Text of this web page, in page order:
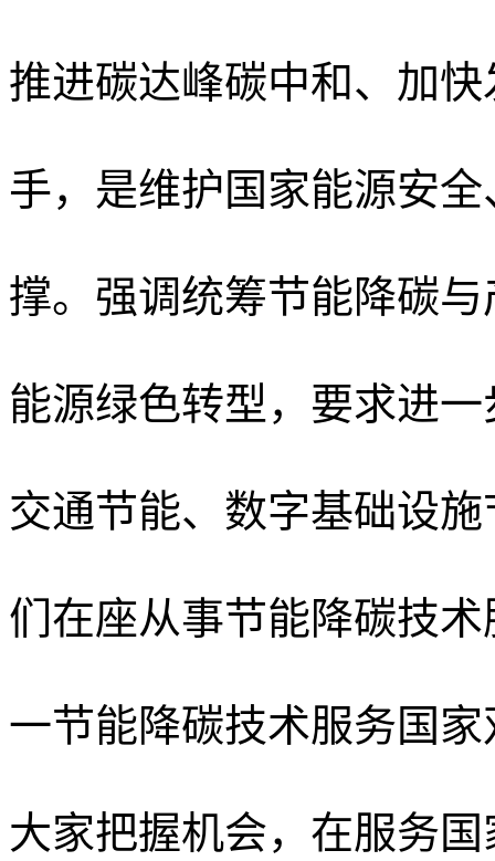
推进碳达峰碳中和、加
手，是维护国家能源安
撑。 强调统筹节能降碳
能源绿色转型 ， 要求进
交通节能、 数字基础设施
们在座从事节能降碳技
一节能降碳技术服务国
大家把握机会，在服务